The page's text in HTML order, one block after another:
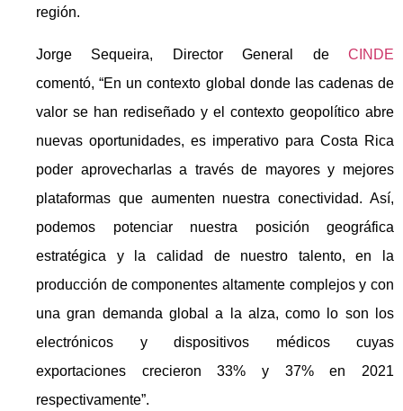
región.
Jorge Sequeira, Director General de CINDE
comentó, “En un contexto global donde las cadenas de
valor se han rediseñado y el contexto geopolítico abre
nuevas oportunidades, es imperativo para Costa Rica
poder aprovecharlas a través de mayores y mejores
plataformas que aumenten nuestra conectividad. Así,
podemos potenciar nuestra posición geográfica
estratégica y la calidad de nuestro talento, en la
producción de componentes altamente complejos y con
una gran demanda global a la alza, como lo son los
electrónicos y dispositivos médicos cuyas
exportaciones crecieron 33% y 37% en 2021
respectivamente”.